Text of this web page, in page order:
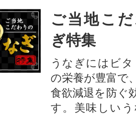
ご当地こ
ぎ特集
うなぎにはビ
の栄養が豊富で
食欲減退を防ぐ
す。美味しい